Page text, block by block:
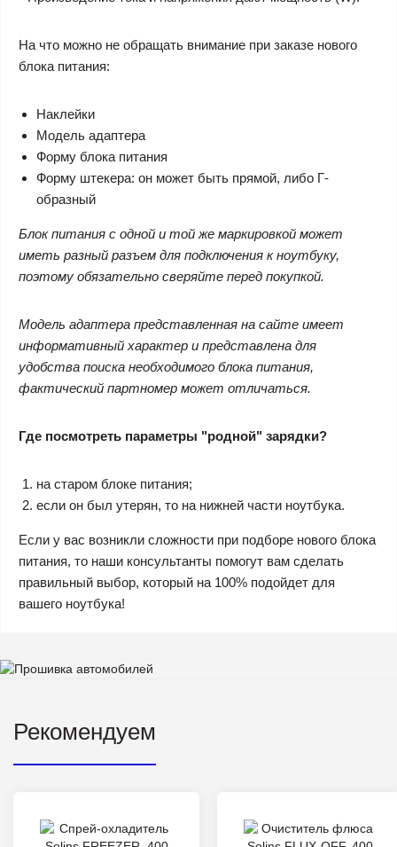
На что можно не обращать внимание при заказе нового
блока питания:
Наклейки
Модель адаптера
Форму блока питания
Форму штекера: он может быть прямой, либо Г-
образный
Блок питания с одной и той же маркировкой может
иметь разный разъем для подключения к ноутбуку,
поэтому обязательно сверяйте перед покупкой.
Модель адаптера представленная на сайте имеет
информативный характер и представлена для
удобства поиска необходимого блока питания,
фактический партномер может отличаться.
Где посмотреть параметры "родной" зарядки?
на старом блоке питания;
если он был утерян, то на нижней части ноутбука.
Если у вас возникли сложности при подборе нового блока
питания, то наши консультанты помогут вам сделать
правильный выбор, который на 100% подойдет для
вашего ноутбука!
Рекомендуем